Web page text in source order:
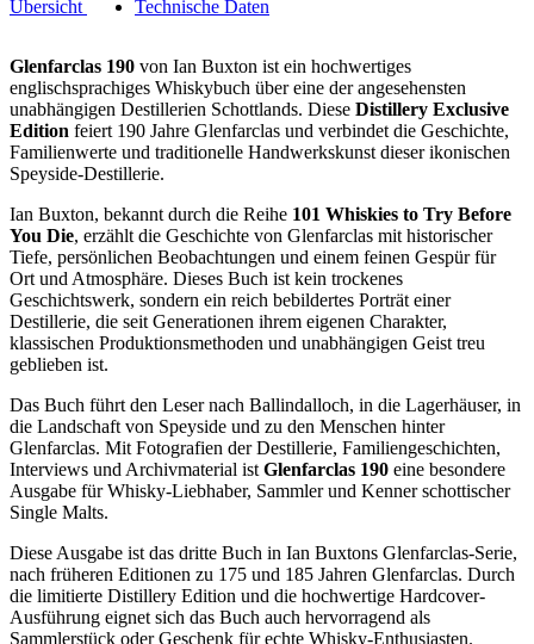
Übersicht Technische Daten
Glenfarclas 190 von Ian Buxton ist ein hochwertiges
englischsprachiges Whiskybuch über eine der angesehensten
unabhängigen Destillerien Schottlands. Diese Distillery Exclusive
Edition feiert 190 Jahre Glenfarclas und verbindet die Geschichte,
Familienwerte und traditionelle Handwerkskunst dieser ikonischen
Speyside-Destillerie.
Ian Buxton, bekannt durch die Reihe 101 Whiskies to Try Before
You Die, erzählt die Geschichte von Glenfarclas mit historischer
Tiefe, persönlichen Beobachtungen und einem feinen Gespür für
Ort und Atmosphäre. Dieses Buch ist kein trockenes
Geschichtswerk, sondern ein reich bebildertes Porträt einer
Destillerie, die seit Generationen ihrem eigenen Charakter,
klassischen Produktionsmethoden und unabhängigen Geist treu
geblieben ist.
Das Buch führt den Leser nach Ballindalloch, in die Lagerhäuser, in
die Landschaft von Speyside und zu den Menschen hinter
Glenfarclas. Mit Fotografien der Destillerie, Familiengeschichten,
Interviews und Archivmaterial ist Glenfarclas 190 eine besondere
Ausgabe für Whisky-Liebhaber, Sammler und Kenner schottischer
Single Malts.
Diese Ausgabe ist das dritte Buch in Ian Buxtons Glenfarclas-Serie,
nach früheren Editionen zu 175 und 185 Jahren Glenfarclas. Durch
die limitierte Distillery Edition und die hochwertige Hardcover-
Ausführung eignet sich das Buch auch hervorragend als
Sammlerstück oder Geschenk für echte Whisky-Enthusiasten.